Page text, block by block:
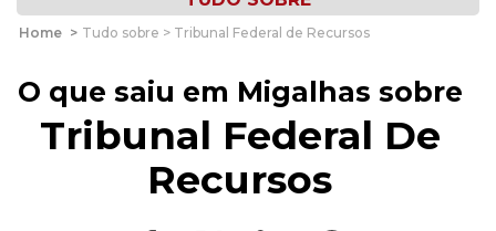
Home > Tudo sobre > Tribunal Federal de Recursos
O que saiu em Migalhas sobre
Tribunal Federal De
Recursos